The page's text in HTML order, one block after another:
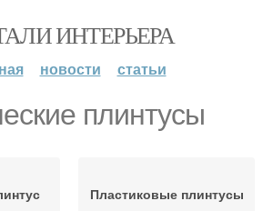
ИНТЕРЬЕРА
новости статьи
плинтусы
Пластиковые плинтусы